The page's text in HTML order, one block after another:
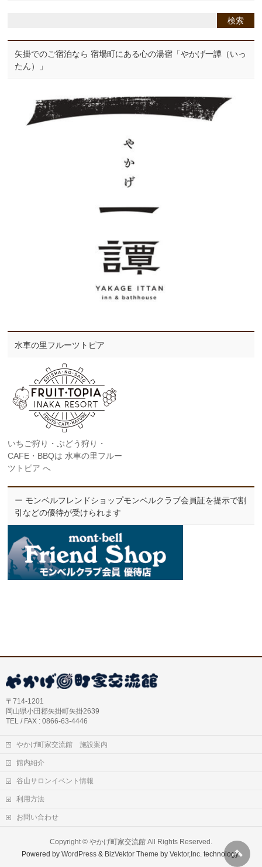
矢掛でのご宿泊なら 宿場町にある心の湯宿「やかげ一譚（いっ
たん）」
水車の里フルーツトピア
いちご狩り・ぶどう狩り・
CAFE・BBQは 水車の里フルー
ツトピア へ
ー モンベルフレンドショップモンベルクラブ会員証を提示で割
引などの優待が受けられます
〒714-1201
岡山県小田郡矢掛町矢掛2639
TEL / FAX : 0866-63-4446
やかげ町家交流館 施設案内
館内紹介
谷山サロンイベント情報
利用方法
お問い合わせ
Copyright © やかげ町家交流館All Rights Reserved.
Powered byWordPress & BizVektor Theme byVektor,Inc. technology.